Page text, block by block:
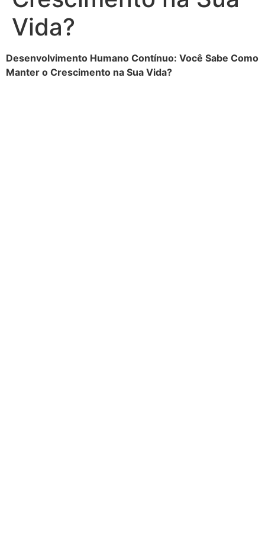
Vida?
Desenvolvimento Humano Contínuo: Você Sabe Como
Manter o Crescimento na Sua Vida?